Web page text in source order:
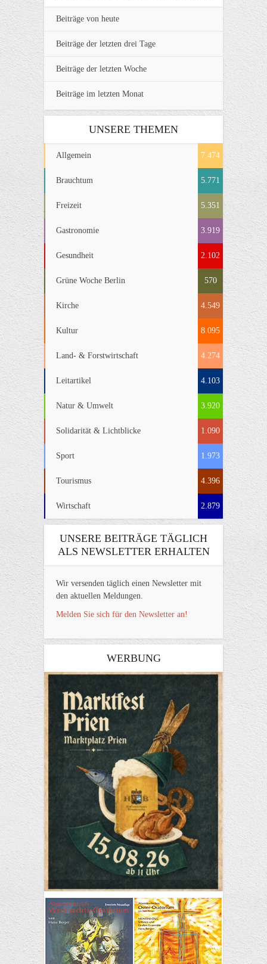
Beiträge von heute
Beiträge der letzten drei Tage
Beiträge der letzten Woche
Beiträge im letzten Monat
UNSERE THEMEN
Allgemein 7.474
Brauchtum 5.771
Freizeit 5.351
Gastronomie 3.919
Gesundheit 2.102
Grüne Woche Berlin 570
Kirche 4.549
Kultur 8.095
Land- & Forstwirtschaft 4.274
Leitartikel 4.103
Natur & Umwelt 3.920
Solidarität & Lichtblicke 1.090
Sport 1.973
Tourismus 4.396
Wirtschaft 2.879
UNSERE BEITRÄGE TÄGLICH
ALS NEWSLETTER ERHALTEN
Wir versenden täglich einen Newsletter mit
den aktuellen Meldungen.
Melden Sie sich für den Newsletter an!
WERBUNG